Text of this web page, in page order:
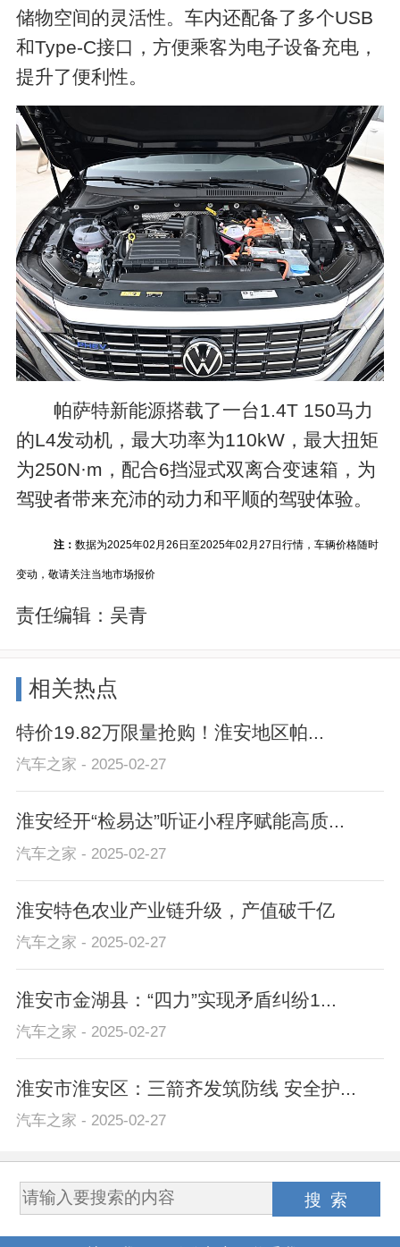
储物空间的灵活性。车内还配备了多个USB
和Type-C接口，方便乘客为电子设备充电，
提升了便利性。
帕萨特新能源搭载了一台1.4T 150马力
的L4发动机，最大功率为110kW，最大扭矩
为250N·m，配合6挡湿式双离合变速箱，为
驾驶者带来充沛的动力和平顺的驾驶体验。
注：数据为2025年02月26日至2025年02月27日行情，车辆价格随时
变动，敬请关注当地市场报价
责任编辑： 吴青
相关热点
特价19.82万限量抢购！淮安地区帕...
汽车之家 - 2025-02-27
淮安经开“检易达”听证小程序赋能高质...
汽车之家 - 2025-02-27
淮安特色农业产业链升级，产值破千亿
汽车之家 - 2025-02-27
淮安市金湖县：“四力”实现矛盾纠纷1...
汽车之家 - 2025-02-27
淮安市淮安区：三箭齐发筑防线 安全护...
汽车之家 - 2025-02-27